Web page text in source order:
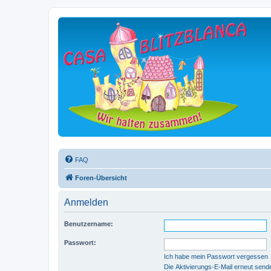
FAQ
Foren-Übersicht
Anmelden
Benutzername:
Passwort:
Ich habe mein Passwort vergessen
Die Aktivierungs-E-Mail erneut